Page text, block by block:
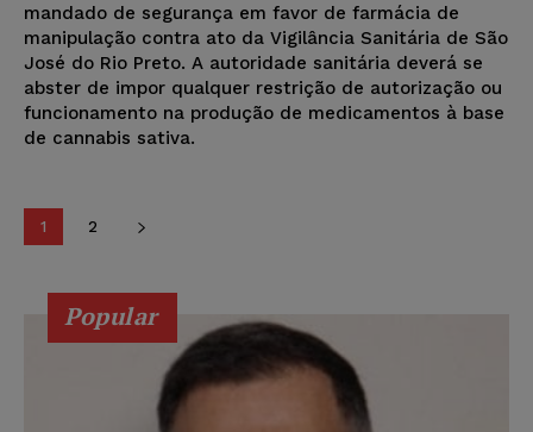
mandado de segurança em favor de farmácia de
manipulação contra ato da Vigilância Sanitária de São
José do Rio Preto. A autoridade sanitária deverá se
abster de impor qualquer restrição de autorização ou
funcionamento na produção de medicamentos à base
de cannabis sativa.
1 2
Popular